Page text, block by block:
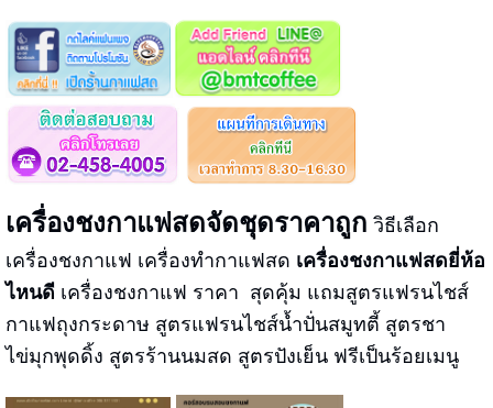
เครื่องชงกาแฟสดจัดชุดราคาถูก วิธีเลือก
เครื่องชงกาแฟ เครื่องทำกาแฟสด เครื่องชงกาแฟสดยี่ห้อ
ไหนดีเครื่องชงกาแฟ ราคา สุดคุ้ม แถมสูตรแฟรนไชส์
กาแฟถุงกระดาษ สูตรแฟรนไชส์น้ำปั่นสมูทตี้ สูตรชา
ไข่มุกพุดดิ้ง สูตรร้านนมสด สูตรปังเย็น ฟรีเป็นร้อยเมนู